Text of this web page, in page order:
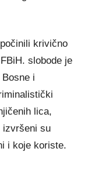
krivično
slobode je
i
lica,
izvršeni su
i koje koriste.